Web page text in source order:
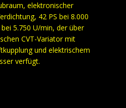
elektronischer
42 PS bei 8.000
5.750 U/min, der über
CVT-Variator mit
und elektrischem
verfügt.